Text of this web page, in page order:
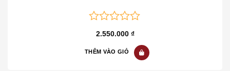
of
2.550.000 ₫
THÊM VÀO GIỎ